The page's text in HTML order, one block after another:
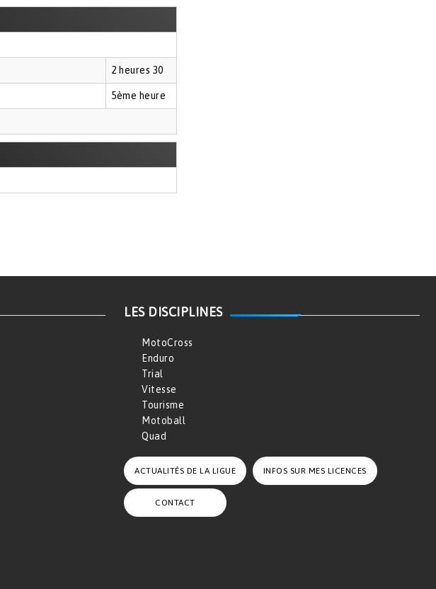
2 heures 30
5ème heure
LES DISCIPLINES
MotoCross
Enduro
Trial
Vitesse
Tourisme
Motoball
Quad
ACTUALITÉS DE LA LIGUE INFOS SUR MES LICENCES
CONTACT